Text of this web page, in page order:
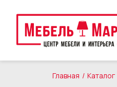
Главная Каталог